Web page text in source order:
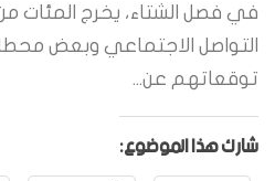
في فصل الشتاء، يخرج المئات
التواصل الاجتماعي وبعض
توقعاتهم عن...
شارك هذا الموضوع: